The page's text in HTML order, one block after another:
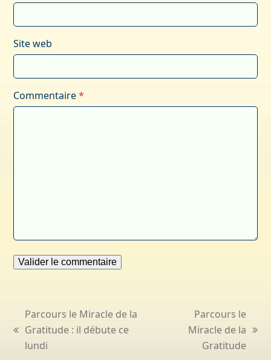
Site web
Commentaire*
previous
post:
Parcours le Miracle de la
Gratitude : il débute ce
lundi
Parcours le
Miracle de la
Gratitude